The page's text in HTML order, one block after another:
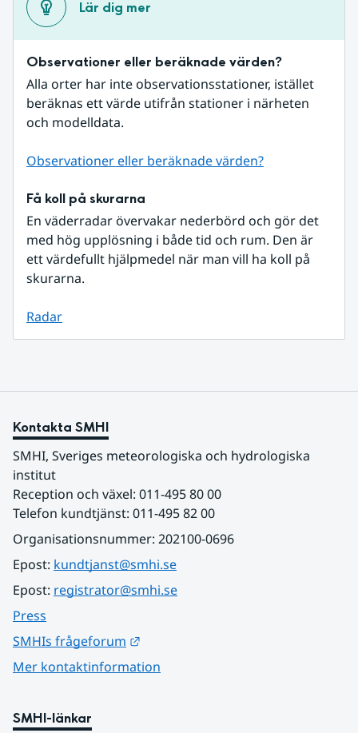
Lär dig mer
Observationer eller beräknade värden?
Alla orter har inte observationsstationer, istället
beräknas ett värde utifrån stationer i närheten
och modelldata.
Observationer eller beräknade värden?
Få koll på skurarna
En väderradar övervakar nederbörd och gör det
med hög upplösning i både tid och rum. Den är
ett värdefullt hjälpmedel när man vill ha koll på
skurarna.
Radar
Kontakta SMHI
SMHI, Sveriges meteorologiska och hydrologiska
institut
Reception och växel: 011-495 80 00
Telefon kundtjänst: 011-495 82 00
Organisationsnummer: 202100-0696
Epost: kundtjanst@smhi.se
Epost: registrator@smhi.se
Press
SMHIs frågeforum
Mer kontaktinformation
SMHI-länkar